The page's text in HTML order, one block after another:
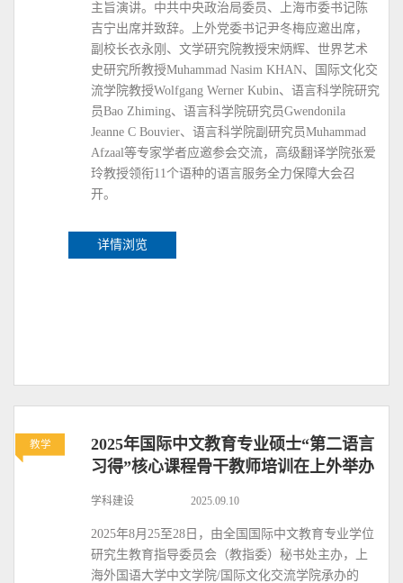
主旨演讲。中共中央政治局委员、上海市委书记陈
吉宁出席并致辞。上外党委书记尹冬梅应邀出席，
副校长衣永刚、文学研究院教授宋炳辉、世界艺术
史研究所教授Muhammad Nasim KHAN、国际文化交
流学院教授Wolfgang Werner Kubin、语言科学院研究
员Bao Zhiming、语言科学院研究员Gwendonila
Jeanne C Bouvier、语言科学院副研究员Muhammad
Afzaal等专家学者应邀参会交流，高级翻译学院张爱
玲教授领衔11个语种的语言服务全力保障大会召
开。
详情浏览
教学
2025年国际中文教育专业硕士“第二语言
习得”核心课程骨干教师培训在上外举办
学科建设 2025.09.10
2025年8月25至28日，由全国国际中文教育专业学位
研究生教育指导委员会（教指委）秘书处主办，上
海外国语大学中文学院/国际文化交流学院承办的